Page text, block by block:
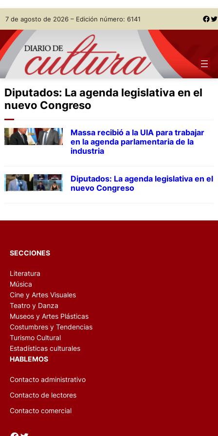
Skip
to
content
7 de agosto de 2026 – Edición número: 6141 Facebook Twitter
Diputados: La agenda legislativa en el
nuevo Congreso
Massa recibió a la UIA para trabajar
en la agenda parlamentaria de la
industria
Diputados: La agenda legislativa en el
nuevo Congreso
SECCIONES
Literatura
Música
Cine y Artes Visuales
Teatro y Danza
Museos y Artes Plásticas
Costumbres y Tendencias
Turismo Cultural
Estadísticas culturales
HABLEMOS
Contacto administrativo
Contacto de lectores
Contacto comercial